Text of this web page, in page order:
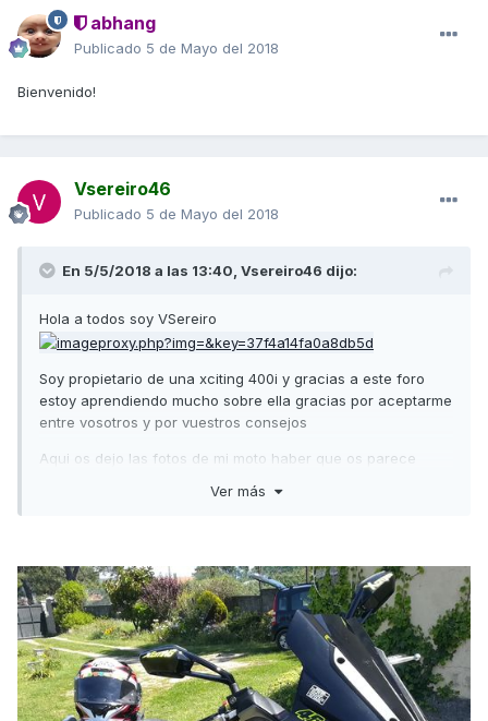
abhang
Publicado 5 de Mayo del 2018
Bienvenido!
Vsereiro46
Publicado 5 de Mayo del 2018
En 5/5/2018 a las 13:40, Vsereiro46 dijo:
Hola a todos soy VSereiro
Soy propietario de una xciting 400i y gracias a este foro
estoy aprendiendo mucho sobre ella gracias por aceptarme
entre vosotros y por vuestros consejos
Aqui os dejo las fotos de mi moto haber que os parece
Ver más